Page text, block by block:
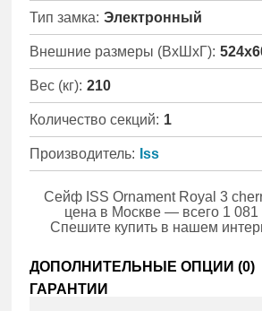
Тип замка: Электронный
Внешние размеры (ВхШхГ):
Вес (кг): 210
Количество секций: 1
Производитель: Iss
Сейф ISS Ornament Royal 3
цена в Москве — всего 1 081
Спешите купить в нашем
ДОПОЛНИТЕЛЬНЫЕ ОПЦИИ (0)
ГАРАНТИИ